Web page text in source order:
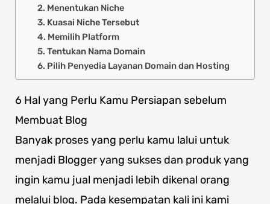
2. Menentukan Niche
3. Kuasai Niche Tersebut
4. Memilih Platform
5. Tentukan Nama Domain
6. Pilih Penyedia Layanan Domain dan Hosting
6 Hal yang Perlu Kamu Persiapan sebelum
Membuat Blog
Banyak proses yang perlu kamu lalui untuk
menjadi Blogger yang sukses dan produk yang
ingin kamu jual menjadi lebih dikenal orang
melalui blog. Pada kesempatan kali ini kami